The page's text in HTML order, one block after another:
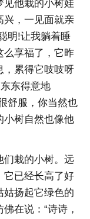
见他栽的小树娃
兴，一见面就亲
明!让我躺着睡
么享福了，它昨
，累得它吱吱呀
东得意地
舒服，你当然也
小树自然也像他
们栽的小树。远
它已经长高了好
姑扬起它绿色的
在说：“诗诗，